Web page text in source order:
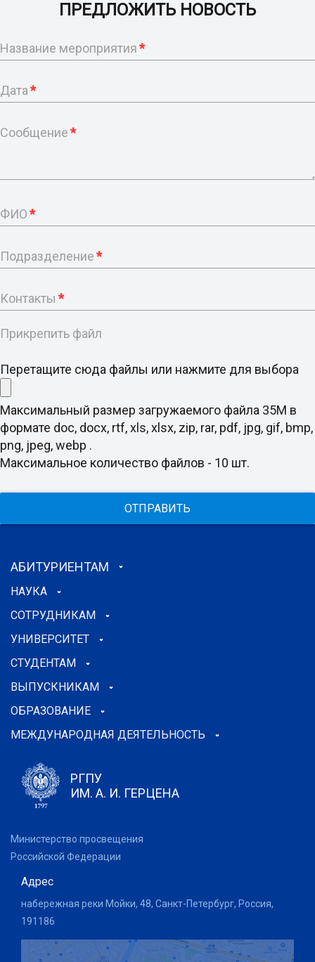
ПРЕДЛОЖИТЬ НОВОСТЬ
Название мероприятия*
Дата*
Сообщение*
ФИО*
Подразделение*
Контакты *
Прикрепить файл
Перетащите сюда файлы или нажмите для выбора
Максимальный размер загружаемого файла 35M в
формате doc, docx, rtf, xls, xlsx, zip, rar, pdf, jpg, gif, bmp,
png, jpeg, webp .
Максимальное количество файлов - 10 шт.
ОТПРАВИТЬ
АБИТУРИЕНТАМ
НАУКА
СОТРУДНИКАМ
УНИВЕРСИТЕТ
СТУДЕНТАМ
ВЫПУСКНИКАМ
ОБРАЗОВАНИЕ
МЕЖДУНАРОДНАЯ ДЕЯТЕЛЬНОСТЬ
РГПУ
ИМ. А. И. ГЕРЦЕНА
Министерство просвещения
Российской Федерации
Адрес
набережная реки Мойки, 48, Санкт-Петербург, Россия,
191186